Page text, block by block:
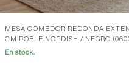
MESA COMEDOR REDONDA
CM ROBLE NORDISH / NEGRO
En stock.